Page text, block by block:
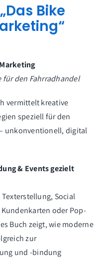
Bike
für den Fahrradhandel
vermittelt kreative
speziell für den
unkonventionell, digital
& Events gezielt
Social
oder Pop-
Buch zeigt, wie moderne
zur
und -bindung